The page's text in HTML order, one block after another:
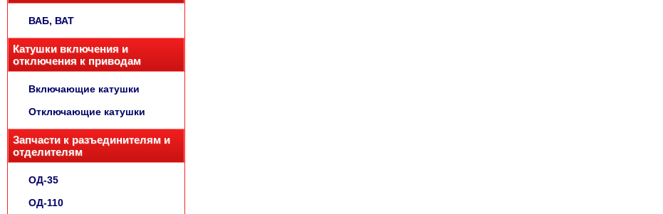
ВАБ, ВАТ
Катушки включения и
отключения к приводам
Включающие катушки
Отключающие катушки
Запчасти к разъединителям и
отделителям
ОД-35
ОД-110